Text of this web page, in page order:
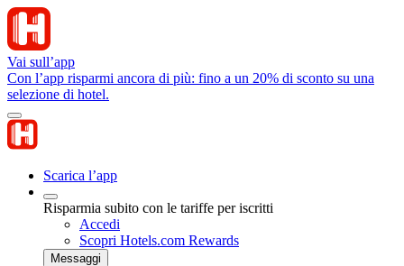
Vai sull’app
Con l’app risparmi ancora di più: fino a un 20% di sconto su una
selezione di hotel.
Scarica l’app
Risparmia subito con le tariffe per iscritti
Accedi
Scopri Hotels.com Rewards
Messaggi